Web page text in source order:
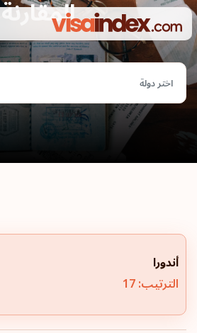
المقارنة
اختر دولة
أندورا
الترتيب: 17